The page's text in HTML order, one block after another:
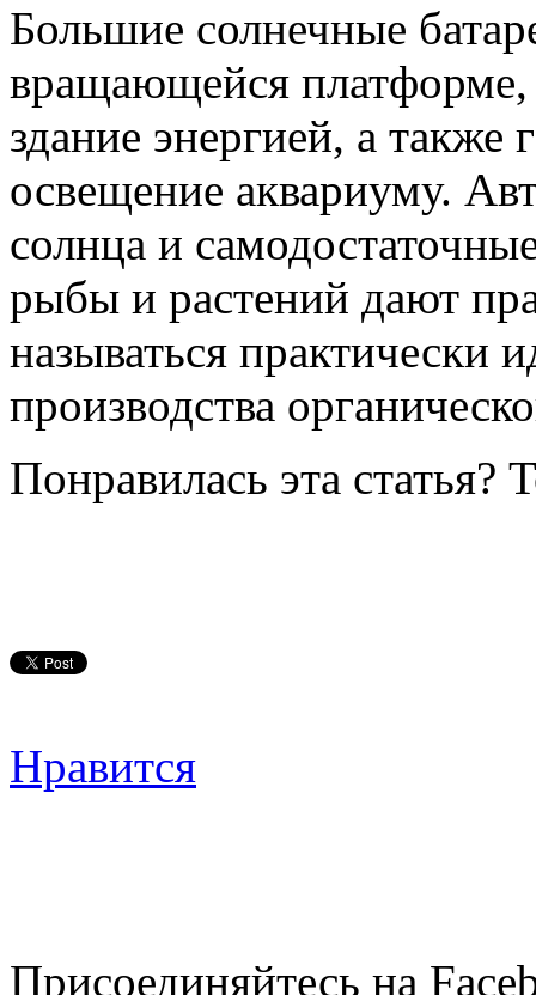
Большие солнечные
вращающейся
здание энергией, а также
освещение аквариуму.
солнца и
рыбы и растений дают
называться практически
производства
Понравилась эта статья?
Нравится
Присоединяйтесь на